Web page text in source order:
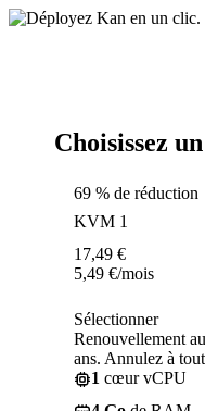
Choisissez
69 % de réduction
KVM 1
17,49 €
5,49 €/mois
Sélectionner
Renouvellement
ans. Annulez à
1 cœur vCPU